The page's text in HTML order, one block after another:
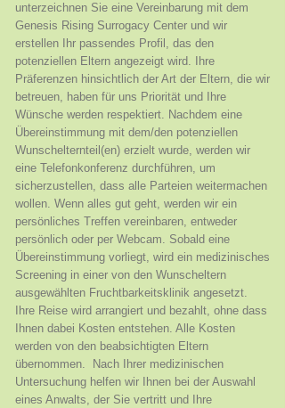
unterzeichnen Sie eine Vereinbarung mit dem
Genesis Rising Surrogacy Center und wir
erstellen Ihr passendes Profil, das den
potenziellen Eltern angezeigt wird. Ihre
Präferenzen hinsichtlich der Art der Eltern, die wir
betreuen, haben für uns Priorität und Ihre
Wünsche werden respektiert. Nachdem eine
Übereinstimmung mit dem/den potenziellen
Wunschelternteil(en) erzielt wurde, werden wir
eine Telefonkonferenz durchführen, um
sicherzustellen, dass alle Parteien weitermachen
wollen. Wenn alles gut geht, werden wir ein
persönliches Treffen vereinbaren, entweder
persönlich oder per Webcam. Sobald eine
Übereinstimmung vorliegt, wird ein medizinisches
Screening in einer von den Wunscheltern
ausgewählten Fruchtbarkeitsklinik angesetzt.
Ihre Reise wird arrangiert und bezahlt, ohne dass
Ihnen dabei Kosten entstehen. Alle Kosten
werden von den beabsichtigten Eltern
übernommen. ​ Nach Ihrer medizinischen
Untersuchung helfen wir Ihnen bei der Auswahl
eines Anwalts, der Sie vertritt und Ihre